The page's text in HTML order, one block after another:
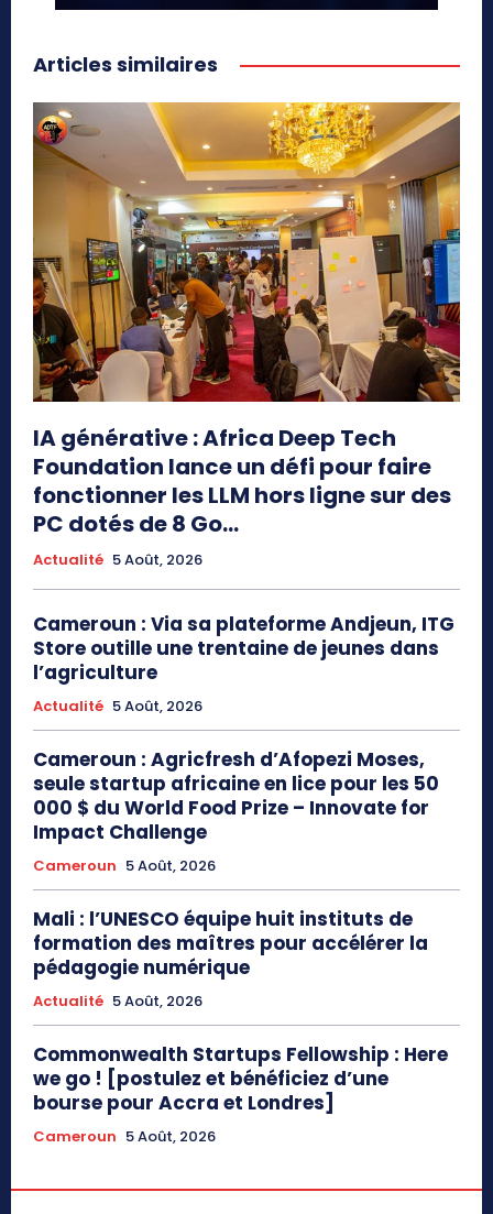
Articles similaires
IA générative : Africa Deep Tech
Foundation lance un défi pour faire
fonctionner les LLM hors ligne sur des
PC dotés de 8 Go...
Actualité 5 Août, 2026
Cameroun : Via sa plateforme Andjeun, ITG
Store outille une trentaine de jeunes dans
l’agriculture
Actualité 5 Août, 2026
Cameroun : Agricfresh d’Afopezi Moses,
seule startup africaine en lice pour les 50
000 $ du World Food Prize – Innovate for
Impact Challenge
Cameroun 5 Août, 2026
Mali : l’UNESCO équipe huit instituts de
formation des maîtres pour accélérer la
pédagogie numérique
Actualité 5 Août, 2026
Commonwealth Startups Fellowship : Here
we go ! [postulez et bénéficiez d’une
bourse pour Accra et Londres]
Cameroun 5 Août, 2026